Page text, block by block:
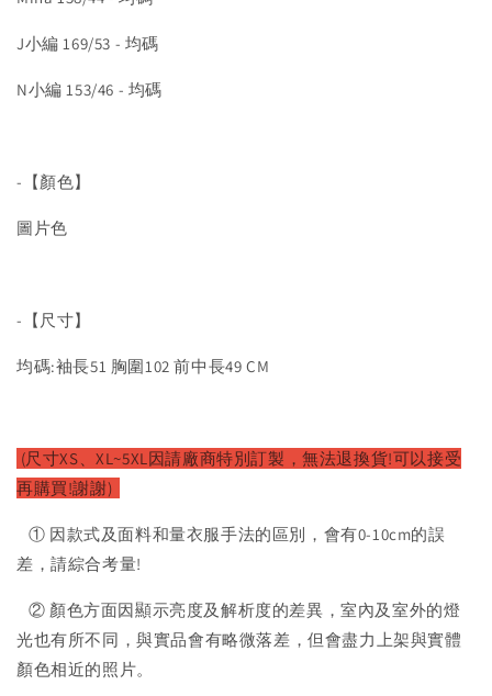
J小編 169/53 - 均碼
N小編 153/46 - 均碼
-【顏色】
圖片色
-【尺寸】
均碼:袖長51 胸圍102 前中長49 CM
(尺寸XS、XL~5XL因請廠商特別訂製，無法退換貨!可以接受
再購買!謝謝)
① 因款式及面料和量衣服手法的區別，會有0-10cm的誤
差，請綜合考量!
② 顏色方面因顯示亮度及解析度的差異，室內及室外的燈
光也有所不同，與實品會有略微落差，但會盡力上架與實體
顏色相近的照片。